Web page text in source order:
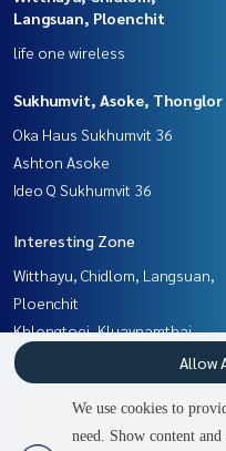
2
Langsuan, Ploenchit
life one wireless
Sukhumvit, Asoke, Thonglor
Oka Haus Sukhumvit 36
Ashton Asoke
Ideo Q Sukhumvit 36
Interesting Zone
Witthayu, Chidlom, Langsuan,
Ploenchit
Khlongtoei, Kluaynamthai
Ladprao, Central Ladprao
Rama9, Petchburi, RCA
Sukhumvit, Asoke, Thonglor
Ratchathewi,Phayathai
We use cookies to
need. Show content
Allow